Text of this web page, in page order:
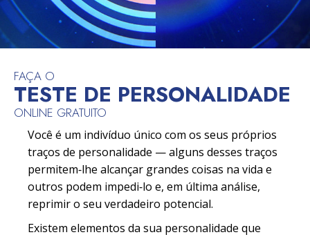
FAÇA O
TESTE DE PERSONALIDADE
ONLINE GRATUITO
Você é um indivíduo único com os seus próprios
traços de personalidade — alguns desses traços
permitem‑lhe alcançar grandes coisas na vida e
outros podem impedi‑lo e, em última análise,
reprimir o seu verdadeiro potencial.
Existem elementos da sua personalidade que